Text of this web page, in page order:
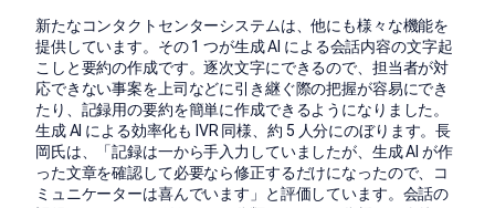
新たなコンタクトセンターシステムは、他にも様々な機能を
提供しています。その 1 つが生成 AI による会話内容の文字起
こしと要約の作成です。逐次文字にできるので、担当者が対
応できない事案を上司などに引き継ぐ際の把握が容易にでき
たり、記録用の要約を簡単に作成できるようになりました。
生成 AI による効率化も IVR 同様、約 5 人分にのぼります。長
岡氏は、「記録は一から手入力していましたが、生成 AI が作
った文章を確認して必要なら修正するだけになったので、コ
ミュニケーターは喜んでいます」と評価しています。会話の